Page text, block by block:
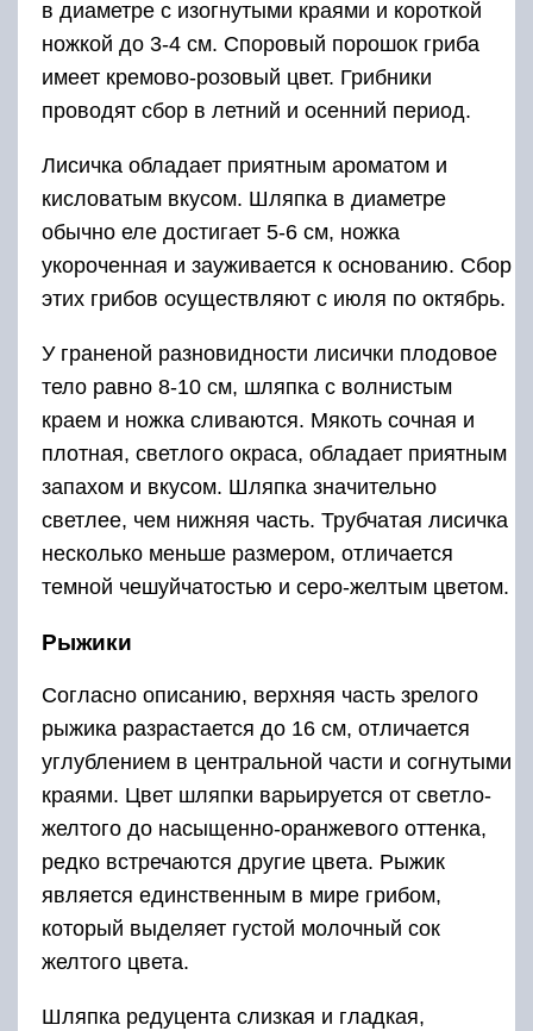
в диаметре с изогнутыми краями и короткой
ножкой до 3-4 см. Споровый порошок гриба
имеет кремово-розовый цвет. Грибники
проводят сбор в летний и осенний период.
Лисичка обладает приятным ароматом и
кисловатым вкусом. Шляпка в диаметре
обычно еле достигает 5-6 см, ножка
укороченная и зауживается к основанию. Сбор
этих грибов осуществляют с июля по октябрь.
У граненой разновидности лисички плодовое
тело равно 8-10 см, шляпка с волнистым
краем и ножка сливаются. Мякоть сочная и
плотная, светлого окраса, обладает приятным
запахом и вкусом. Шляпка значительно
светлее, чем нижняя часть. Трубчатая лисичка
несколько меньше размером, отличается
темной чешуйчатостью и серо-желтым цветом.
Рыжики
Согласно описанию, верхняя часть зрелого
рыжика разрастается до 16 см, отличается
углублением в центральной части и согнутыми
краями. Цвет шляпки варьируется от светло-
желтого до насыщенно-оранжевого оттенка,
редко встречаются другие цвета. Рыжик
является единственным в мире грибом,
который выделяет густой молочный сок
желтого цвета.
Шляпка редуцента слизкая и гладкая,